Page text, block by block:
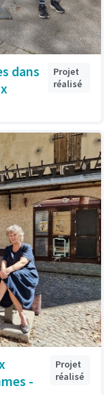
dans
Projet
réalisé
-
Projet
réalisé